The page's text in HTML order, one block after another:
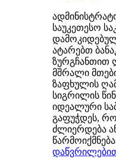
საუკეთესო
ატარებთ
ზურგჩანთით
მშრალი
ზაფხულის
სიგრილის
იდეალური
გაფუჭდეს,
ძლიერდება